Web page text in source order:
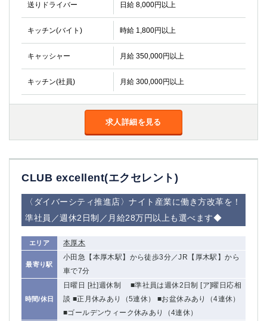
送りドライバー 日給 8,000円以上
キッチン(バイト) 時給 1,800円以上
キャッシャー 月給 350,000円以上
キッチン(社員) 月給 300,000円以上
求人詳細を見る
CLUB excellent(エクセレント)
〈ダイバーシティ推進店〉ナイト産業に働き方改革を！
準社員／週休2日制／月給28万円以上も選べます◆
エリア 本厚木
最寄り駅
小田急【本厚木駅】から徒歩3分／JR【厚木駅】から
車で7分
時間/休日
日曜日 [社]週休制 ■準社員は週休2日制 [ア]曜日応相
談 ■正月休みあり（5連休） ■お盆休みあり（4連休）
■ゴールデンウィーク休みあり（4連休）
草加
南浦和
獨協大学前＜草加松原＞
北浦和（西口）
春日部
川口
蕨
千葉県
津田沼
千葉
柏（西口）
木更津
柏（東口）
下総中山
八千代台
本八幡
東金
浦安
栃木県
東武宇都宮（宇都宮西口）